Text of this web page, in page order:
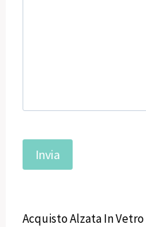
Acquisto Alzata In Vetro